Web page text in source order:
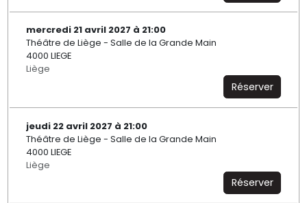
mercredi 21 avril 2027 à 21:00
Théâtre de Liège - Salle de la Grande Main
4000 LIEGE
Liège
Réserver
jeudi 22 avril 2027 à 21:00
Théâtre de Liège - Salle de la Grande Main
4000 LIEGE
Liège
Réserver